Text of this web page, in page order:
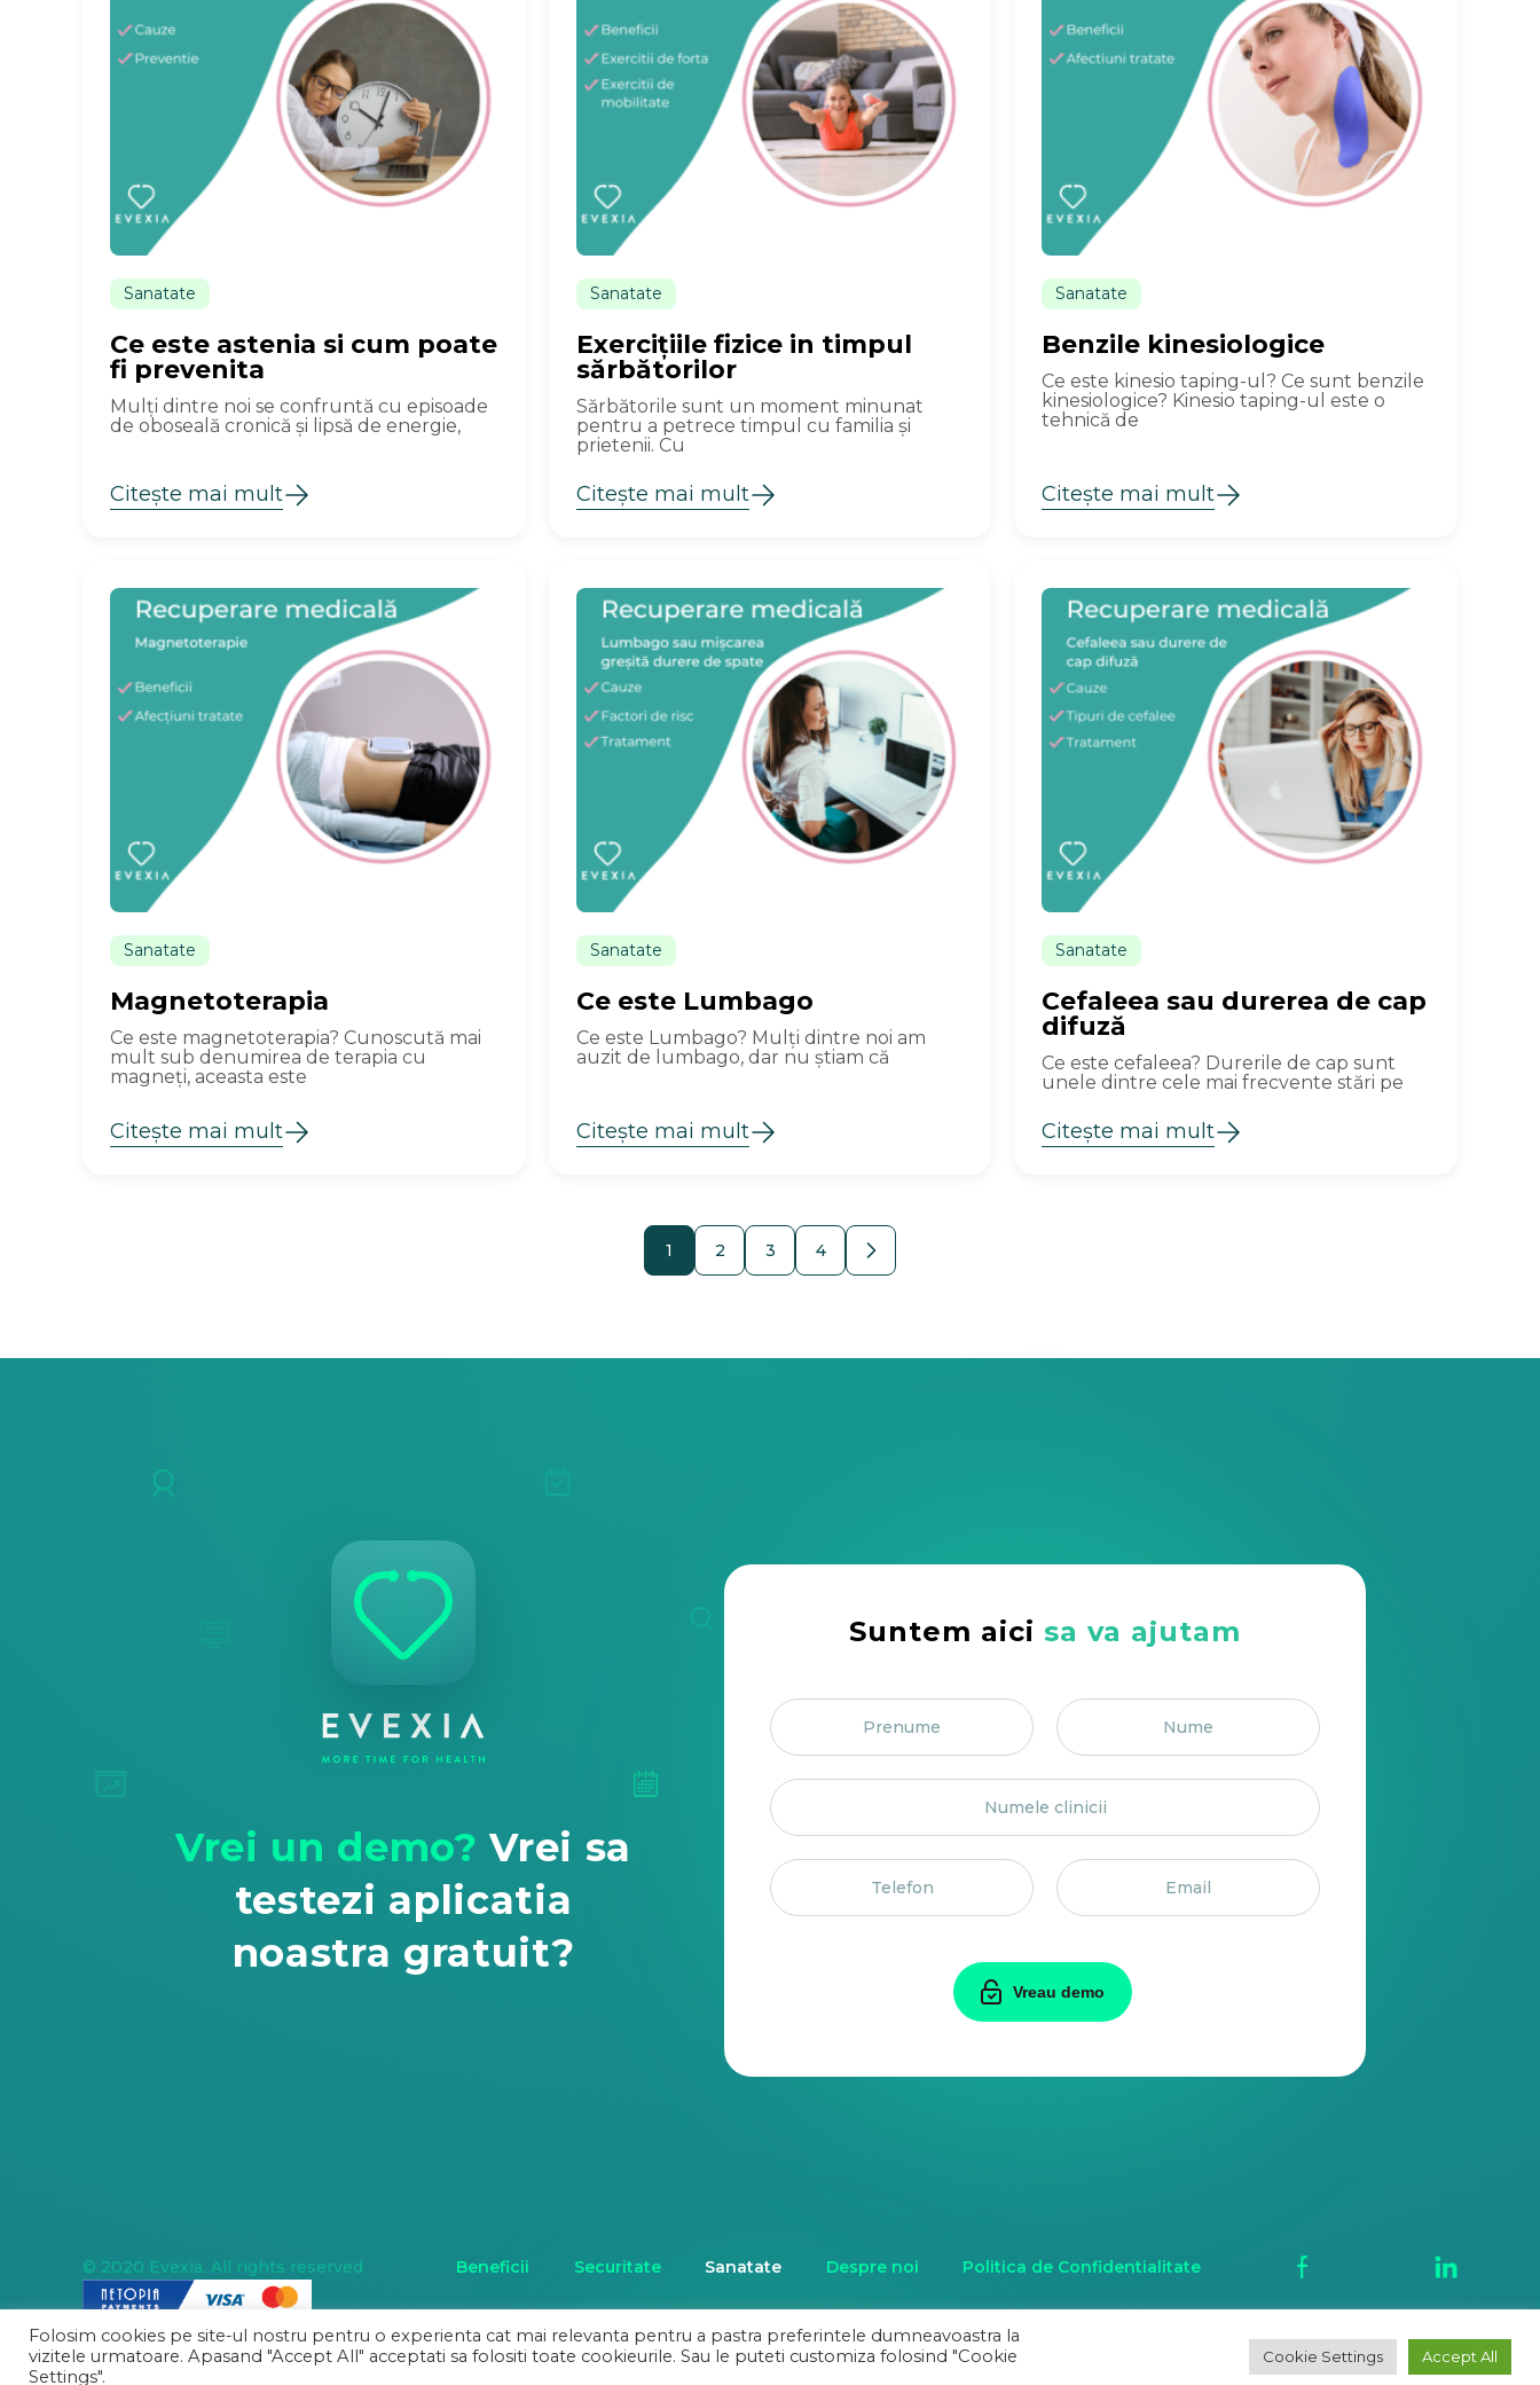
Sanatate
Ce este astenia si cum poate
fi prevenita
Mulți dintre noi se confruntă cu episoade
de oboseală cronică și lipsă de energie,
Citește mai mult
Sanatate
Exercițiile fizice in timpul
sărbătorilor
Sărbătorile sunt un moment minunat
pentru a petrece timpul cu familia și
prietenii. Cu
Citește mai mult
Sanatate
Benzile kinesiologice
Ce este kinesio taping-ul? Ce sunt benzile
kinesiologice? Kinesio taping-ul este o
tehnică de
Citește mai mult
Sanatate
Magnetoterapia
Ce este magnetoterapia? Cunoscută mai
mult sub denumirea de terapia cu
magneți, aceasta este
Citește mai mult
Sanatate
Ce este Lumbago
Ce este Lumbago? Mulți dintre noi am
auzit de lumbago, dar nu știam că
Citește mai mult
Sanatate
Cefaleea sau durerea de cap
difuză
Ce este cefaleea? Durerile de cap sunt
unele dintre cele mai frecvente stări pe
Citește mai mult
Paginație
1 2 3 4
Vrei un demo? Vrei sa
testezi aplicatia
noastra gratuit?
Suntem aici sa va ajutam
Vreau demo
© 2020 Evexia. All rights reserved Beneficii Securitate Sanatate Despre noi Politica de Confidentialitate
Folosim cookies pe site-ul nostru pentru o experienta cat mai relevanta pentru a pastra preferintele dumneavoastra la
vizitele urmatoare. Apasand "Accept All" acceptati sa folositi toate cookieurile. Sau le puteti customiza folosind "Cookie
Settings".
Cookie Settings Accept All